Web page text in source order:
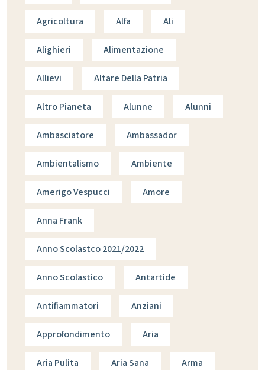
Agricoltura Alfa Ali
Alighieri Alimentazione
Allievi Altare Della Patria
Altro Pianeta Alunne Alunni
Ambasciatore Ambassador
Ambientalismo Ambiente
Amerigo Vespucci Amore
Anna Frank
Anno Scolastco 2021/2022
Anno Scolastico Antartide
Antifiammatori Anziani
Approfondimento Aria
Aria Pulita Aria Sana Arma